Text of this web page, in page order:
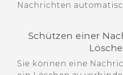
Nachrichten
Schützen einer
Sie können eine